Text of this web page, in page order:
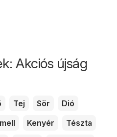
Akciós újság
Tej Sör
Dió
Kenyér
Tészta